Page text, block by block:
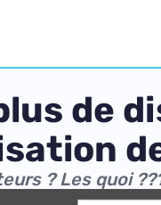
de
? Les quoi